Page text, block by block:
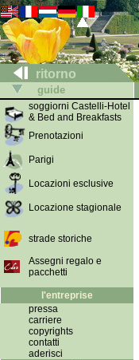
ritorno
guide
soggiorni Castelli-Hotel
& Bed and Breakfasts
Prenotazioni
Parigi
Locazioni esclusive
Locazione stagionale
strade storiche
Assegni regalo e
pacchetti
l'entreprise
pressa
carriere
copyrights
contatti
aderisci